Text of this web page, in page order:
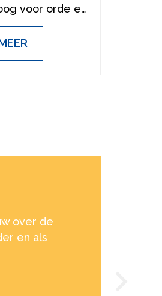
voor orde en
veel
Van
van